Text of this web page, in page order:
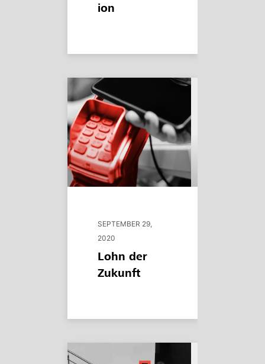
ion
SEPTEMBER 29,
2020
Lohn der
Zukunft